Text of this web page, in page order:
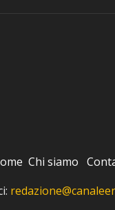
Chi siamo